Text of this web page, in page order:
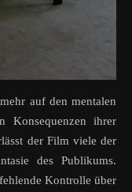
auf den mentalen
Konsequenzen ihrer
der Film viele der
des Publikums.
Kontrolle über